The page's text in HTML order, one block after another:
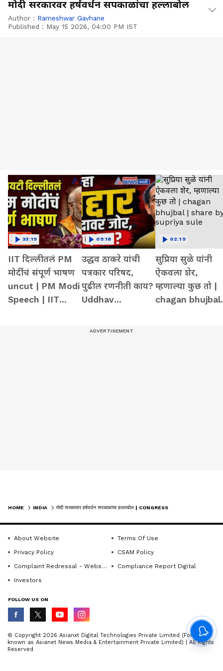
मोदी सरकारवर हर्षवर्धन सपकाळांचा हल्लाबोल
Author : Rameshwar Gavhane
Published : May 15 2026, 04:00 PM IST
IIT दिल्लीतलं PM
मोदींचं संपूर्ण भाषण
uncut | PM Modi
Speech | IIT
33:19
उद्धव ठाकरे यांची
पत्रकार परिषद,
पुढील रणनीती काय?
Uddhav
09:18
सुप्रिया सुळे यांनी
ऐकवला शेर,
म्हणाल्या कुछ तो |
chagan bhujbal
02:19
HOME INDIA
About Website
Terms Of Use
Privacy Policy
CSAM Policy
Complaint Redressal - Website
Compliance Report Digital
Investors
FOLLOW US ON
© Copyright 2026 Asianxt Digital Technologies Private Limited (Formerly
known as Asianet News Media & Entertainment Private Limited) | All Rights
Reserved